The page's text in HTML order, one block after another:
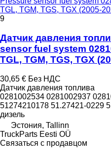
TGL, TGM, TGS, TGX (2005-
9
Датчик давления
sensor fuel system
TGL, TGM, TGS, TGX
30,65 € Без НДС
Датчик давления топлива
0281002534 0281002937
51274210178 51.27421-0229
дизель
Эстония, Tallinn
TruckParts Eesti OÜ
Связаться с продавцом